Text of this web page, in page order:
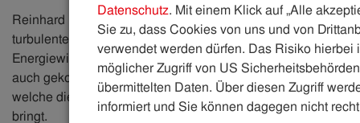
Reinhard Fohringer (36) steckt mittendrin - in der
turbulenten neuen Energiewelt. Als Experte für
Energiewirtschaft im IKB-Bereich Strom-Netz jongliert er
auch gekonnt mit den gigantischen Herausforderungen,
welche die Umstellung aufdie Erneuerbarenmit sich
bringt.
Datenschutz. Mit einem Klick auf „Alle
Sie zu, dass Cookies von uns und von
verwendet werden dürfen. Das Risiko hierbei
möglicher Zugriff von US
übermittelten Daten. Über diesen Zugriff
informiert und Sie können dagegen nicht